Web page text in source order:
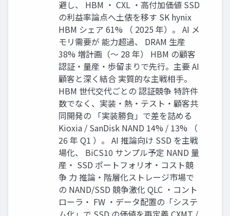
避し、 HBM ・ CXL ・高付加価値 SSD
の利益率論点へ土俵を移す SK hynix
HBM シェア 61% （ 2025 年）。 AI メ
モリ需要が 能力超過、 DRAM 生産
38% 増計画（〜 28 年） HBM の顧客
認証・量産・歩留まりで先行。主要 AI
顧客と深く結合 実質的な主戦相手。
HBM 世代交代ごとの 認証競争 特許件
数でなく、実装・熱・テスト・顧客共
同開発の 「実装勝負」で差を詰める
Kioxia / SanDisk NAND 14% / 13% （
26 年 Q1 ）。 AI 推論向け SSD を主戦
場化、 BiCS10 サンプル予定 NAND 量
産・ SSD ポートフォリオ・コスト競
争 力 推論・階層化ストレージ市場で
の NAND/SSD 競争激化 QLC ・コント
ローラ・ FW ・データ配置の「システ